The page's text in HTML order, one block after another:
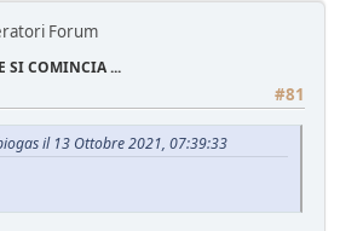
Forum
SI COMINCIA ...
#81
il 13 Ottobre 2021, 07:39:33